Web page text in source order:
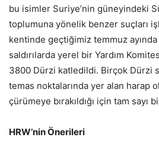
bu isimler Suriye’nin güneyindeki
toplumuna yönelik benzer suçları
kentinde geçtiğimiz temmuz
saldırılarda yerel bir Yardım
3800 Dürzi katledildi. Birçok Dürzi
temas noktalarında yer alan harap
çürümeye bırakıldığı için tam sayı
HRW’nin Önerileri